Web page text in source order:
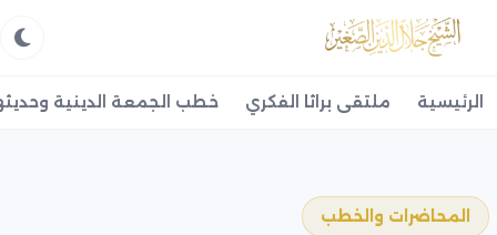
الرئيسية ملتقى براثا الفكري خطب الجمعة الدينية
المحاضرات والخطب